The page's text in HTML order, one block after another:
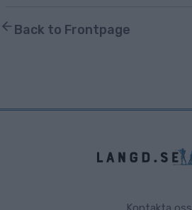
Back to Frontpage